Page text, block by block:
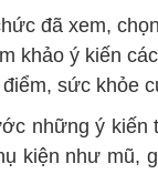
đã xem,
khảo ý kiến
sức khỏe
những ý kiến
kiện như mũ,